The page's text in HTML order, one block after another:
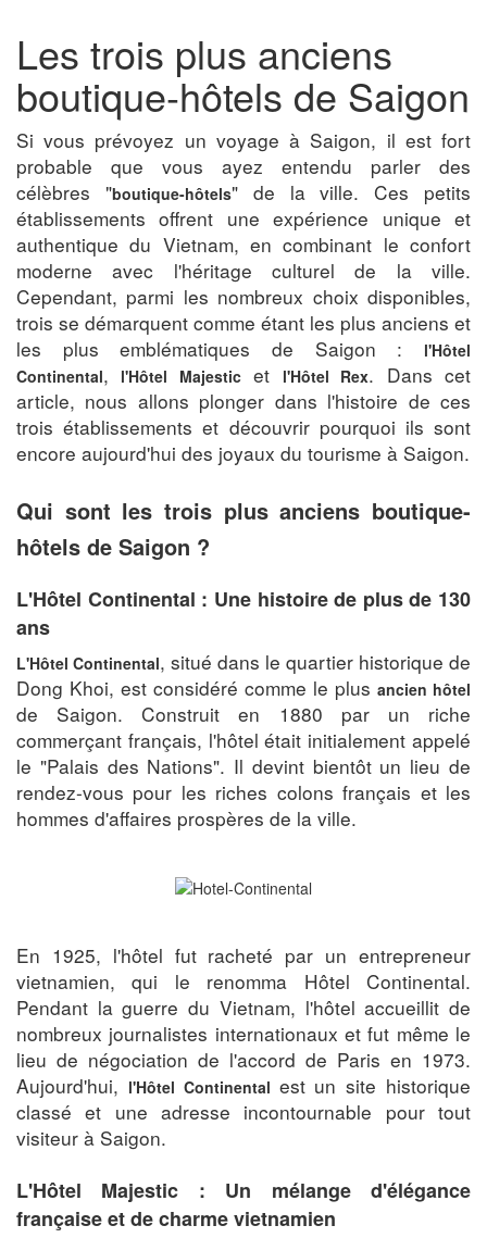
Les trois plus anciens
boutique-hôtels de Saigon
Si vous prévoyez un voyage à Saigon, il est fort
probable que vous ayez entendu parler des
célèbres "boutique-hôtels" de la ville. Ces petits
établissements offrent une expérience unique et
authentique du Vietnam, en combinant le confort
moderne avec l'héritage culturel de la ville.
Cependant, parmi les nombreux choix disponibles,
trois se démarquent comme étant les plus anciens et
les plus emblématiques de Saigon :
l'Hôtel
Continental, l'Hôtel Majesticet l'Hôtel Rex. Dans cet
article, nous allons plonger dans l'histoire de ces
trois établissements et découvrir pourquoi ils sont
encore aujourd'hui des joyaux du tourisme à Saigon.
Qui sont les trois plus anciens boutique-
hôtels de Saigon ?
L'Hôtel Continental : Une histoire de plus de 130
ans
L'Hôtel Continental, situé dans le quartier historique de
Dong Khoi, est considéré comme le plus ancien hôtel
de Saigon. Construit en 1880 par un riche
commerçant français, l'hôtel était initialement appelé
le "Palais des Nations". Il devint bientôt un lieu de
rendez-vous pour les riches colons français et les
hommes d'affaires prospères de la ville.
En 1925, l'hôtel fut racheté par un entrepreneur
vietnamien, qui le renomma Hôtel Continental.
Pendant la guerre du Vietnam, l'hôtel accueillit de
nombreux journalistes internationaux et fut même le
lieu de négociation de l'accord de Paris en 1973.
Aujourd'hui, l'Hôtel Continental est un site historique
classé et une adresse incontournable pour tout
visiteur à Saigon.
L'Hôtel Majestic : Un mélange d'élégance
française et de charme vietnamien